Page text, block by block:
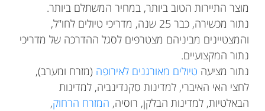
מוצר התיירות הטוב ביותר, במחיר המשתלם ביותר.
נתור מכשירה, כבר 25 שנה, מדריכי טיולים לחו"ל,
והמצטיינים מביניהם מצטרפים לסגל ההדרכה של מדריכי
נתור המקצועיים.
נתור מציעה טיולים מאורגנים לאירופה (מזרח ומערב),
לחצי האי האיברי, למדינות סקנדינביה, למדינות
הבאלטיות, למדינות הבלקן, רוסיה, המזרח הרחוק,